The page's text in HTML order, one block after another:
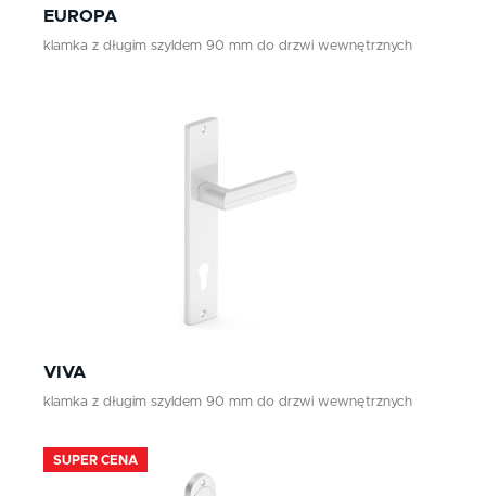
EUROPA
klamka z długim szyldem 90 mm do drzwi wewnętrznych
VIVA
klamka z długim szyldem 90 mm do drzwi wewnętrznych
SUPER CENA